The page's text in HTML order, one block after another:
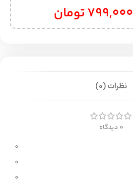
799,000تومان
نظرات (0)
0 دیدگاه
0
0
0